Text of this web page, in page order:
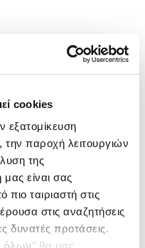
cookies
εξατομίκευση
την παροχή λειτουργιών
της
είναι σας
ταιριαστή στις
στις αναζητήσεις
δυνατές προτάσεις.
όλων’’ θα μας